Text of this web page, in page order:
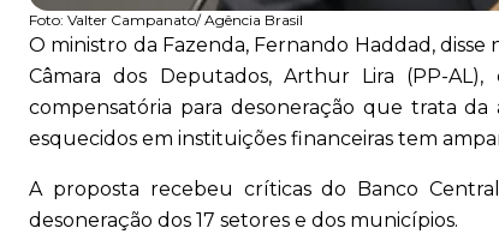
Foto: Valter Campanato/ Agência Brasil
O ministro da Fazenda, Fernando Haddad,
Câmara dos Deputados, Arthur Lira (PP-
compensatória para desoneração que trata
esquecidos em instituições financeiras tem
A proposta recebeu críticas do Banco
desoneração dos 17 setores e dos municípios.